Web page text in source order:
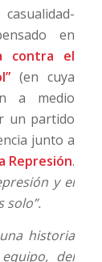
en
contra el
(en cuya
a medio
un partido
junto a
Represión.
y el
solo”.
una historia
del